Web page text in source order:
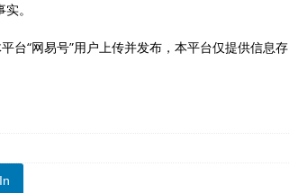
。
台“网易号”用户上传并发布，本平台仅提供信息存